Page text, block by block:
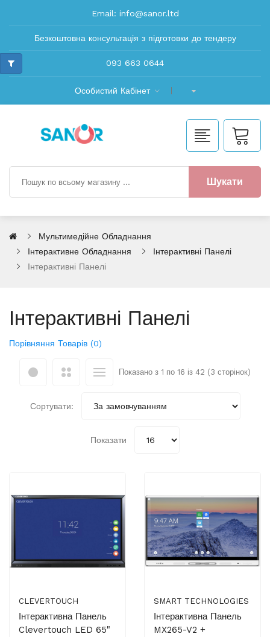
Email: info@sanor.ltd
Безкоштовна консультація з підготовки до тендеру
093 663 0644
Особистий Кабінет
Шукати
Мультимедійне Обладнання
Інтерактивне Обладнання
Інтерактивні Панелі
Інтерактивні Панелі
Інтерактивні Панелі
Порівняння Товарів (0)
Показано з 1 по 16 із 42 (3 сторінок)
Сортувати:
Показати
CLEVERTOUCH
Інтерактивна Панель
Clevertouch LED 65"
SMART TECHNOLOGIES
Інтерактивна Панель
MX265-V2 +